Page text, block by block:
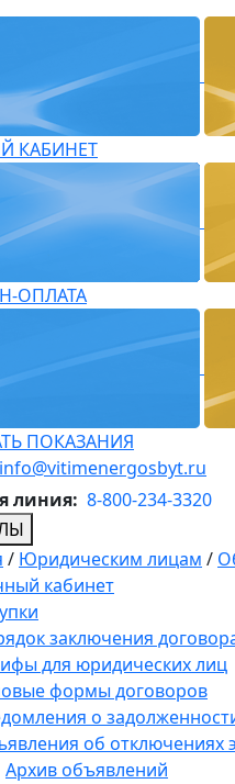
КАБИНЕТ
ОПЛАТА
ПОКАЗАНИЯ
info@vitimenergosbyt.ru
линия: 8-800-234-3320
/ Юридическим лицам /
кабинет
заключения
для юридических лиц
формы договоров
о
об отключениях
Архив объявлений